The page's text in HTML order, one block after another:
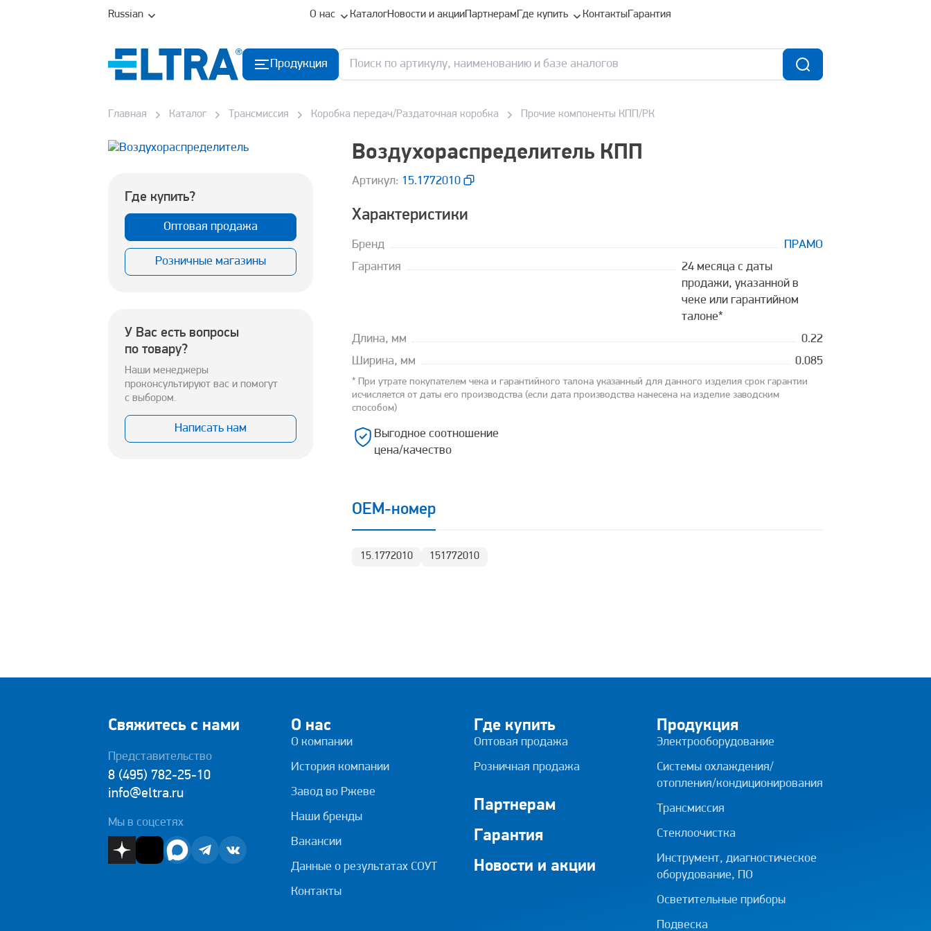
Russian О нас КаталогНовости и акцииПартнерам Где купить КонтактыГарантия
Продукция
Главная Каталог Трансмиссия Коробка передач/Раздаточная коробка Прочие компоненты КПП/РК
Где купить?
Оптовая продажа
Розничные магазины
У Вас есть вопросы
по товару?
Наши менеджеры
проконсультируют вас и помогут
с выбором.
Написать нам
Воздухораспределитель КПП
Aртикул: 15.1772010
Характеристики
Бренд
ПРАМО
Гарантия
24 месяца с даты
продажи, указанной в
чеке или гарантийном
талоне*
Длина, мм
0.22
Ширина, мм
0.085
* При утрате покупателем чека и гарантийного талона указанный для данного изделия срок гарантии
исчисляется от даты его производства (если дата производства нанесена на изделие заводским
способом)
Выгодное соотношение
цена/качество
OEM-номер
15.1772010 151772010
Свяжитесь с нами
Представительство
8 (495) 782-25-10
info@eltra.ru
Мы в соцсетях
О нас
О компании
История компании
Завод во Ржеве
Наши бренды
Вакансии
Данные о результатах СОУТ
Контакты
Где купить
Оптовая продажа
Розничная продажа
Партнерам
Гарантия
Новости и акции
Продукция
Электрооборудование
Системы охлаждения/
отопления/кондиционирования
Трансмиссия
Стеклоочистка
Инструмент, диагностическое
оборудование, ПО
Осветительные приборы
Подвеска